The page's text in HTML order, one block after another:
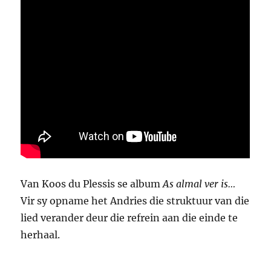
Van Koos du Plessis se albumAs almal ver is…
Vir sy opname het Andries die struktuur van die
lied verander deur die refrein aan die einde te
herhaal.